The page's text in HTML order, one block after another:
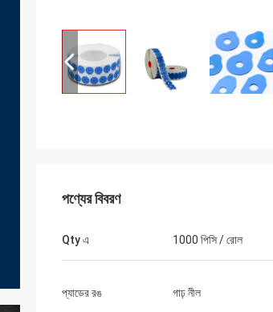
পণ্যের বিবরণ
Qty এ 1000 পিসি / রোল
প্যাডের রঙ গাঢ় নীল